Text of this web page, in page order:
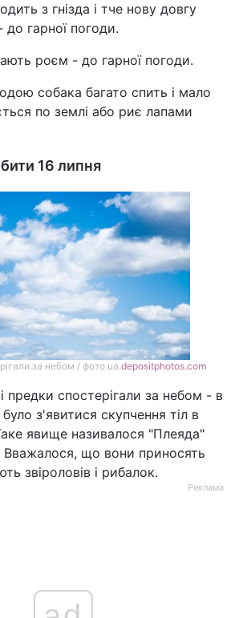
з гнізда і тче нову довгу
до гарної погоди.
роєм - до гарної погоди.
собака багато спить і мало
по землі або риє лапами
16 липня
за небом / фото ua.depositphotos.com
предки спостерігали за небом - в
з'явитися скупчення тіл в
явище називалося "Плеяда"
що вони приносять
звіроловів і рибалок.
Реклама